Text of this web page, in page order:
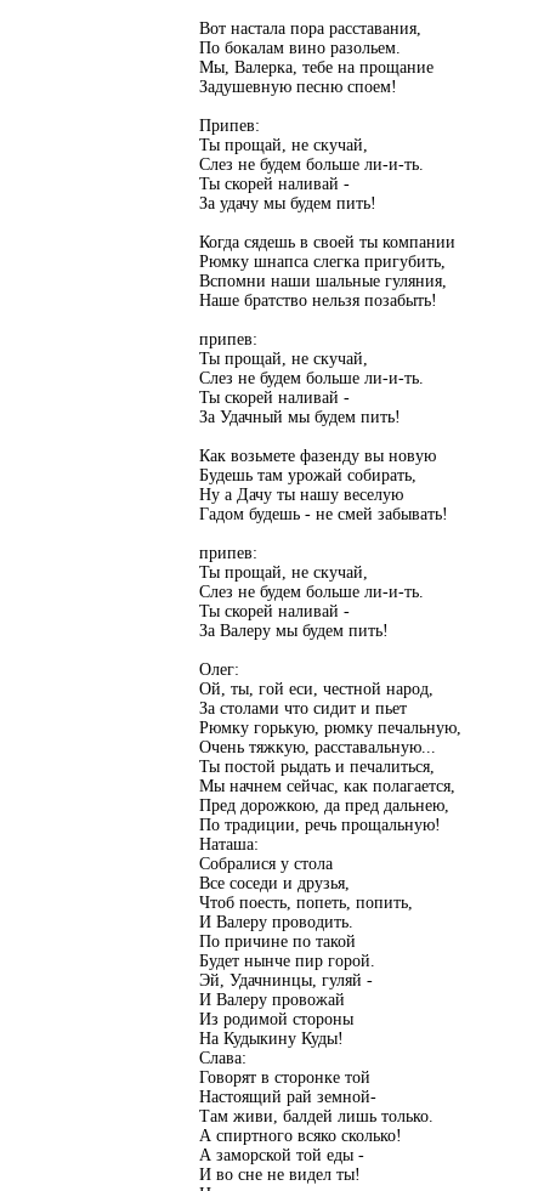
Вот настала пора расставания,
По бокалам вино разольем.
Мы, Валерка, тебе на прощание
Задушевную песню споем!
Припев:
Ты прощай, не скучай,
Слез не будем больше ли-и-ть.
Ты скорей наливай -
За удачу мы будем пить!
Когда сядешь в своей ты компании
Рюмку шнапса слегка пригубить,
Вспомни наши шальные гуляния,
Наше братство нельзя позабыть!
припев:
Ты прощай, не скучай,
Слез не будем больше ли-и-ть.
Ты скорей наливай -
За Удачный мы будем пить!
Как возьмете фазенду вы новую
Будешь там урожай собирать,
Ну а Дачу ты нашу веселую
Гадом будешь - не смей забывать!
припев:
Ты прощай, не скучай,
Слез не будем больше ли-и-ть.
Ты скорей наливай -
За Валеру мы будем пить!
Олег:
Ой, ты, гой еси, честной народ,
За столами что сидит и пьет
Рюмку горькую, рюмку печальную,
Очень тяжкую, расставальную...
Ты постой рыдать и печалиться,
Мы начнем сейчас, как полагается,
Пред дорожкою, да пред дальнею,
По традиции, речь прощальную!
Наташа:
Собралися у стола
Все соседи и друзья,
Чтоб поесть, попеть, попить,
И Валеру проводить.
По причине по такой
Будет нынче пир горой.
Эй, Удачнинцы, гуляй -
И Валеру провожай
Из родимой стороны
На Кудыкину Куды!
Слава:
Говорят в сторонке той
Настоящий рай земной-
Там живи, балдей лишь только.
А спиртного всяко сколько!
А заморской той еды -
И во сне не видел ты!